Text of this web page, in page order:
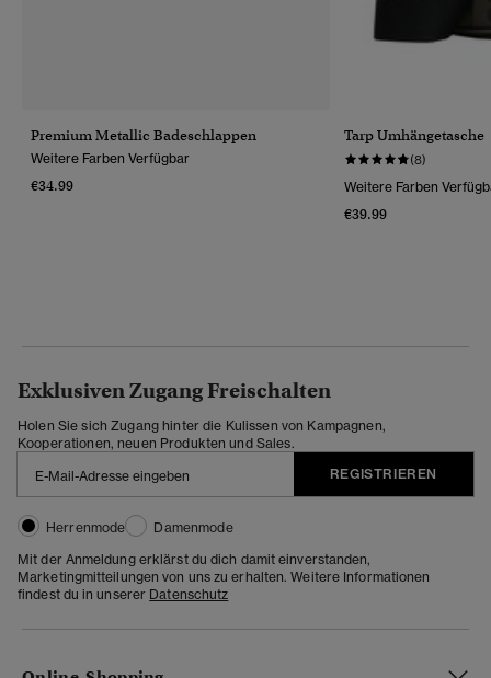
Premium Metallic Badeschlappen
Weitere Farben Verfügbar
€34.99
Tarp Umhängetasche
(8)
Weitere Farben
€39.99
Exklusiven Zugang Freischalten
Holen Sie sich Zugang hinter die Kulissen von Kampagnen,
Kooperationen, neuen Produkten und Sales.
REGISTRIEREN
Herrenmode
Damenmode
Mit der Anmeldung erklärst du dich damit einverstanden,
Marketingmitteilungen von uns zu erhalten. Weitere Informationen
findest du in unserer Datenschutz